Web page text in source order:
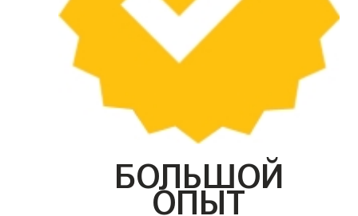
БОЛЬШОЙ
ОПЫТ